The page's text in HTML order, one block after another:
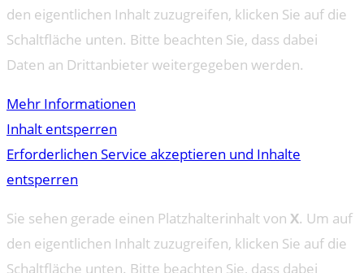
den eigentlichen Inhalt zuzugreifen, klicken Sie auf die
Schaltfläche unten. Bitte beachten Sie, dass dabei
Daten an Drittanbieter weitergegeben werden.
Mehr Informationen
Inhalt entsperren
Erforderlichen Service akzeptieren und Inhalte
entsperren
Sie sehen gerade einen Platzhalterinhalt von X. Um auf
den eigentlichen Inhalt zuzugreifen, klicken Sie auf die
Schaltfläche unten. Bitte beachten Sie, dass dabei